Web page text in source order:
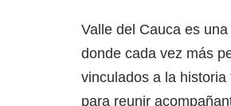
Valle del Cauca es
donde cada vez más
vinculados a la
para reunir